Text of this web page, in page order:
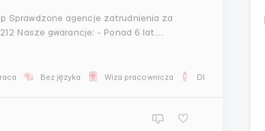
Bez języka Wiza pracownicza Dla mężczyzn